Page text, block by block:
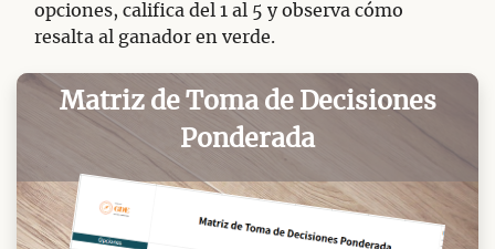
opciones, califica del 1 al 5 y observa cómo
resalta al ganador en verde.
Matriz de Toma de Decisiones
Ponderada